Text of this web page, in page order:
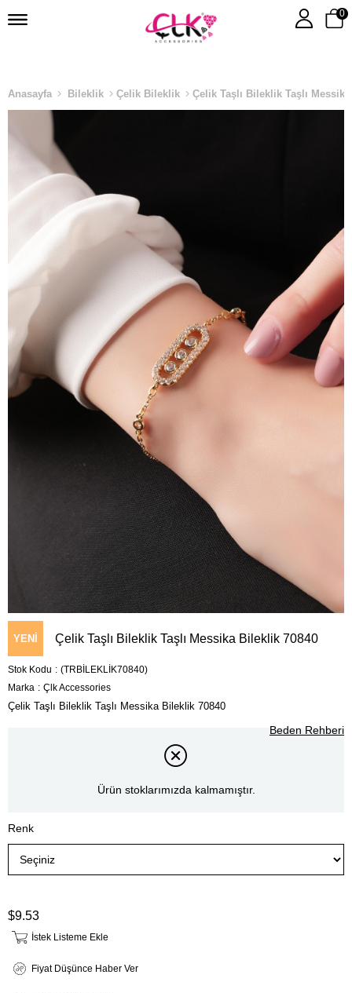
0
Anasayfa Bileklik Çelik Bileklik Çelik Taşlı Bileklik Taşlı
YENI
ÜRÜN
Çelik Taşlı Bileklik Taşlı Messika Bileklik 70840
Stok Kodu
(TRBİLEKLİK70840)
Marka : Çlk Accessories
Çelik Taşlı Bileklik Taşlı Messika Bileklik 70840
Beden Rehberi
Ürün stoklarımızda kalmamıştır.
Renk
$9.53
İstek Listeme Ekle
Fiyat Düşünce Haber Ver